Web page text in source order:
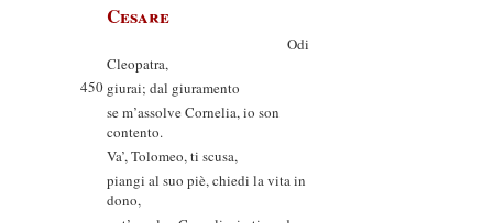
Cesare
Odi
Cleopatra,
450 giurai; dal giuramento
se m’assolve Cornelia, io son
contento.
Va’, Tolomeo, ti scusa,
piangi al suo piè, chiedi la vita in
dono,